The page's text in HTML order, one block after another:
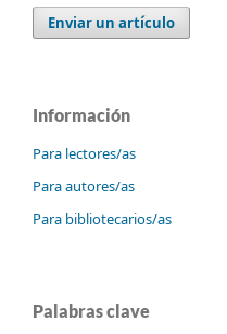
Enviar un artículo
Información
Para lectores/as
Para autores/as
Para bibliotecarios/as
Palabras clave